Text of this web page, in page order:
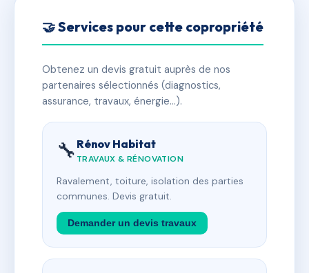
🤝 Services pour cette copropriété
Obtenez un devis gratuit auprès de nos
partenaires sélectionnés (diagnostics,
assurance, travaux, énergie…).
🔧 Rénov Habitat
TRAVAUX & RÉNOVATION
Ravalement, toiture, isolation des parties
communes. Devis gratuit.
Demander un devis travaux